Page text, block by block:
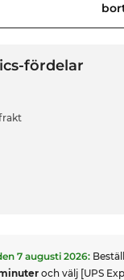
fördelar
7 augusti 2026:
och välj [UPS